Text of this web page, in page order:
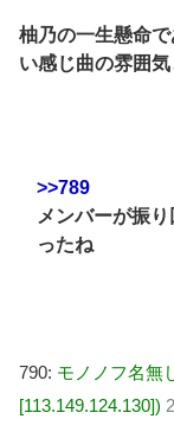
柚乃の一生懸命
い感じ曲の雰囲
>>789
メンバーが振
ったね
790: モノノフ名無
[113.149.124.130])